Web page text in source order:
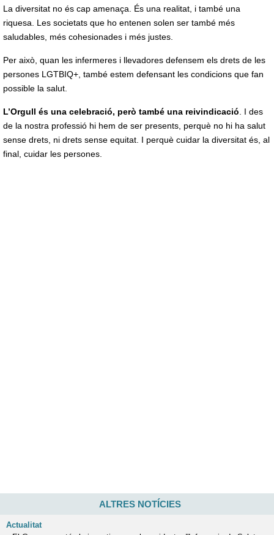
La diversitat no és cap amenaça. És una realitat, i també una
riquesa. Les societats que ho entenen solen ser també més
saludables, més cohesionades i més justes.
Per això, quan les infermeres i llevadores defensem els drets de les
persones LGTBIQ+, també estem defensant les condicions que fan
possible la salut.
L’Orgull és una celebració, però també una reivindicació. I des
de la nostra professió hi hem de ser presents, perquè no hi ha salut
sense drets, ni drets sense equitat. I perquè cuidar la diversitat és, al
final, cuidar les persones.
ALTRES NOTÍCIES
Actualitat